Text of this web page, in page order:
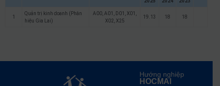
1
Quản trị kinh doanh (Phân
hiệu Gia Lai)
A00, A01, D01, X01,
X02, X25
19.13 18 18
Hướng nghiệp
HOCMAI